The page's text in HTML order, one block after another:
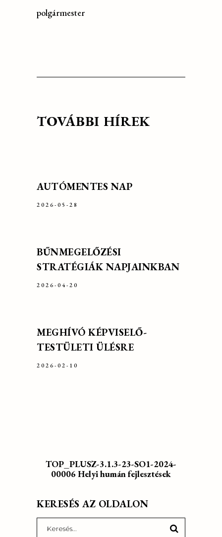
polgármester
TOVÁBBI HÍREK
AUTÓMENTES NAP
2026-05-28
BŰNMEGELŐZÉSI
STRATÉGIÁK NAPJAINKBAN
2026-04-20
MEGHÍVÓ KÉPVISELŐ-
TESTÜLETI ÜLÉSRE
2026-02-10
TOP_PLUSZ-3.1.3-23-SO1-2024-
00006 Helyi humán fejlesztések
KERESÉS AZ OLDALON
Search